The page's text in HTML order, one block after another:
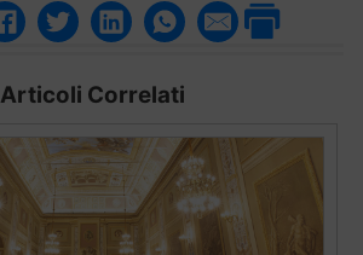
Articoli Correlati